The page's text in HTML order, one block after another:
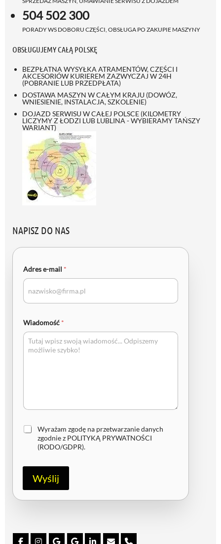
504 502 300
PORADY WS DOBORU CZĘŚCI, OBSŁUGA PO ZAKUPIE MASZYNY
OBSŁUGUJEMY CAŁĄ POLSKĘ
BEZPŁATNA WYSYŁKA ATRAMENTÓW, CZĘŚCI I
AKCESORIÓW KURIEREM ZAZWYCZAJ W 24H
(POBRANIE LUB PRZEDPŁATA)
DOSTAWA MASZYN W CAŁYM KRAJU (DOWÓZ,
WNIESIENIE, INSTALACJA, SZKOLENIE)
DOJAZD SERWISU W CAŁEJ POLSCE (KILOMETRY
LICZYMY Z ŁODZI LUB LUBLINA - WYBIERAMY TAŃSZY
WARIANT)
NAPISZ DO NAS
Adres e-mail *
Wiadomość *
Z
Wyrażam zgodę na przetwarzanie danych
zgodnie z POLITYKĄ PRYWATNOŚCI
(RODO/GDPR).
Wyślij